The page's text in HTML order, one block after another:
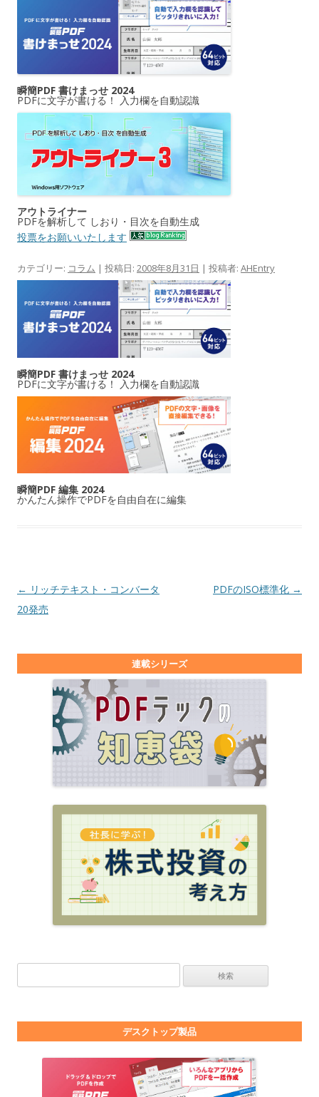
瞬簡PDF 書けまっせ 2024
PDFに文字が書ける！ 入力欄を自動認識
アウトライナー
PDFを解析して しおり・目次を自動生成
投票をお願いいたします
カテゴリー: コラム | 投稿日: 2008年8月31日 | 投稿者: AHEntry
瞬簡PDF 書けまっせ 2024
PDFに文字が書ける！ 入力欄を自動認識
瞬簡PDF 編集 2024
かんたん操作でPDFを自由自在に編集
投稿ナビゲーション
← リッチテキスト・コンバータ
20発売
PDFのISO標準化 →
連載シリーズ
デスクトップ製品